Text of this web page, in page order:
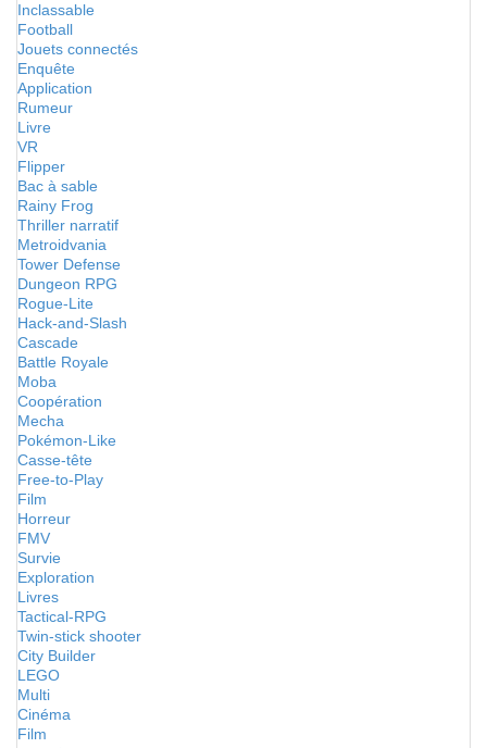
Inclassable
Football
Jouets connectés
Enquête
Application
Rumeur
Livre
VR
Flipper
Bac à sable
Rainy Frog
Thriller narratif
Metroidvania
Tower Defense
Dungeon RPG
Rogue-Lite
Hack-and-Slash
Cascade
Battle Royale
Moba
Coopération
Mecha
Pokémon-Like
Casse-tête
Free-to-Play
Film
Horreur
FMV
Survie
Exploration
Livres
Tactical-RPG
Twin-stick shooter
City Builder
LEGO
Multi
Cinéma
Film